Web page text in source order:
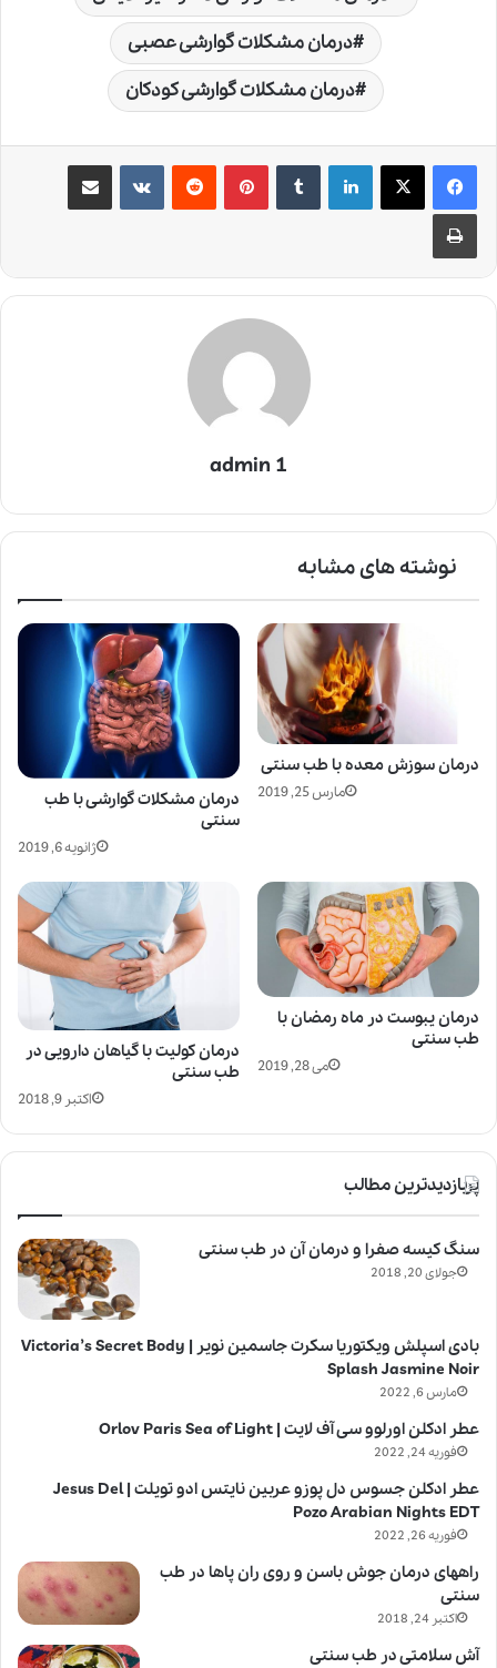
درمان مشکلات گوارشی عصبی
درمان مشکلات گوارشی کودکان
لینکدین ‫تامبلر ‫پین‌ترست‫رددیت ‫VKontakteاشتراک گذاری از طریق ایمیل
چاپ
admin 1
نوشته های مشابه
درمان مشکلات گوارشی با طب
سنتی
ژانویه 6, 2019
درمان سوزش معده با طب سنتی
مارس 25, 2019
درمان کولیت با گیاهان دارویی در
طب سنتی
اکتبر 9, 2018
درمان یبوست در ماه رمضان با
طب سنتی
می 28, 2019
پربازدیدترین مطالب
سنگ کیسه صفرا و درمان آن در طب سنتی
جولای 20, 2018
بادی اسپلش ویکتوریا سکرت جاسمین نویر | Victoria’s Secret Body
Splash Jasmine Noir
مارس 6, 2022
عطر ادکلن اورلوو سی آف لایت | Orlov Paris Sea of Light
فوریه 24, 2022
عطر ادکلن جسوس دل پوزو عربین نایتس ادو تویلت | Jesus Del
Pozo Arabian Nights EDT
فوریه 26, 2022
راههای درمان جوش باسن و روی ران پاها در طب
سنتی
اکتبر 24, 2018
آش سلامتی در طب سنتی